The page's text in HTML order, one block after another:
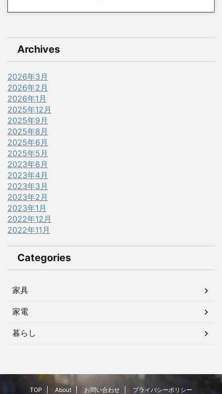
Archives
2026年3月
2026年2月
2026年1月
2025年12月
2025年9月
2025年8月
2025年6月
2025年5月
2023年6月
2023年4月
2023年3月
2023年2月
2023年1月
2022年12月
2022年11月
Categories
家具
家電
暮らし
TOP About お問い合わせ プライバシーポリシー